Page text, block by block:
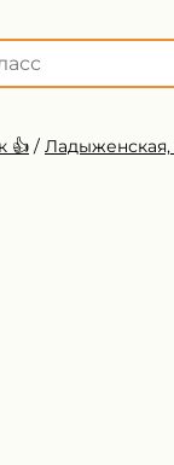
👍 /